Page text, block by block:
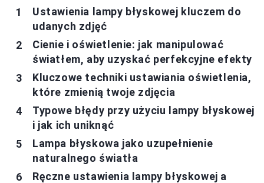
Ustawienia lampy błyskowej kluczem do
udanych zdjęć
Cienie i oświetlenie: jak manipulować
światłem, aby uzyskać perfekcyjne efekty
Kluczowe techniki ustawiania oświetlenia,
które zmienią twoje zdjęcia
Typowe błędy przy użyciu lampy błyskowej
i jak ich uniknąć
Lampa błyskowa jako uzupełnienie
naturalnego światła
Ręczne ustawienia lampy błyskowej a